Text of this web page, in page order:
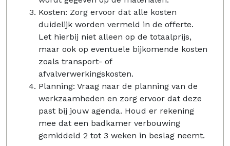
Kosten: Zorg ervoor dat alle kosten
duidelijk worden vermeld in de offerte.
Let hierbij niet alleen op de totaalprijs,
maar ook op eventuele bijkomende kosten
zoals transport- of
afvalverwerkingskosten.
Planning: Vraag naar de planning van de
werkzaamheden en zorg ervoor dat deze
past bij jouw agenda. Houd er rekening
mee dat een badkamer verbouwing
gemiddeld 2 tot 3 weken in beslag neemt.